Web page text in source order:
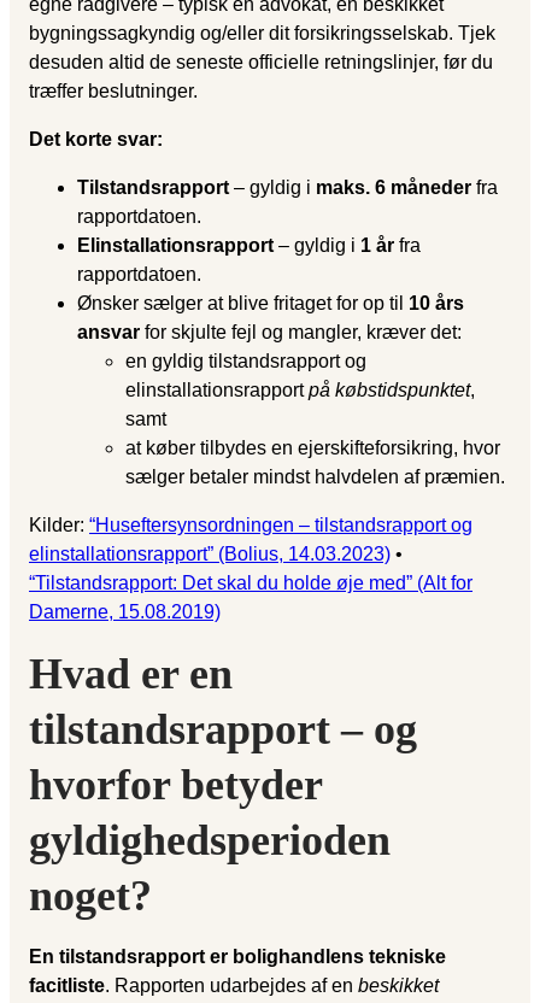
egne rådgivere – typisk en advokat, en beskikket
bygningssagkyndig og/eller dit forsikringsselskab. Tjek
desuden altid de seneste officielle retningslinjer, før du
træffer beslutninger.
Det korte svar:
Tilstandsrapport – gyldig i maks. 6 måneder fra
rapportdatoen.
Elinstallationsrapport – gyldig i 1 år fra
rapportdatoen.
Ønsker sælger at blive fritaget for op til 10 års
ansvar for skjulte fejl og mangler, kræver det:
en gyldig tilstandsrapport og
elinstallationsrapportpå købstidspunktet,
samt
at køber tilbydes en ejerskifteforsikring, hvor
sælger betaler mindst halvdelen af præmien.
Kilder: “Huseftersynsordningen – tilstandsrapport og
elinstallationsrapport” (Bolius, 14.03.2023) •
“Tilstandsrapport: Det skal du holde øje med” (Alt for
Damerne, 15.08.2019)
Hvad er en
tilstandsrapport – og
hvorfor betyder
gyldighedsperioden
noget?
En tilstandsrapport er bolighandlens tekniske
facitliste. Rapporten udarbejdes af en beskikket